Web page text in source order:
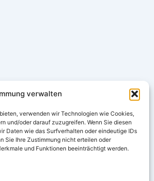
verwalten
verwenden wir Technologien wie Cookies,
und/oder darauf zuzugreifen. Wenn Sie diesen
Daten wie das Surfverhalten oder eindeutige IDs
Sie Ihre Zustimmung nicht erteilen oder
und Funktionen beeinträchtigt werden.